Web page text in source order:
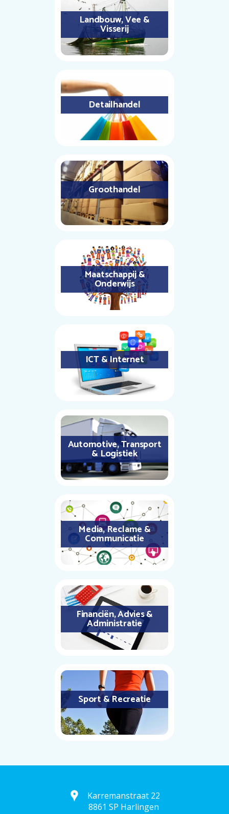
Landbouw, Vee &
Visserij
Detailhandel
Groothandel
Maatschappij &
Onderwijs
ICT & Internet
Automotive, Transport
& Logistiek
Media, Reclame &
Communicatie
Financiën, Advies &
Administratie
Sport & Recreatie
Karremanstraat 22
8861 SP Harlingen